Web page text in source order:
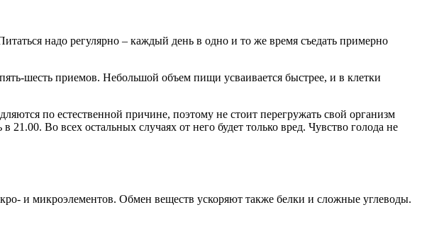
надо регулярно – каждый день в одно и то же время съедать примерно
шесть приемов. Небольшой объем пищи усваивается быстрее, и в клетки
по естественной причине, поэтому не стоит перегружать свой организм
21.00. Во всех остальных случаях от него будет только вред. Чувство голода не
и микроэлементов. Обмен веществ ускоряют также белки и сложные углеводы.